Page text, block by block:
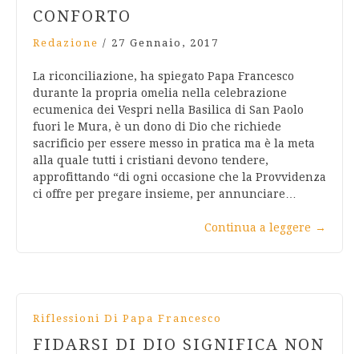
CONFORTO
Redazione / 27 Gennaio, 2017
La riconciliazione, ha spiegato Papa Francesco
durante la propria omelia nella celebrazione
ecumenica dei Vespri nella Basilica di San Paolo
fuori le Mura, è un dono di Dio che richiede
sacrificio per essere messo in pratica ma è la meta
alla quale tutti i cristiani devono tendere,
approfittando “di ogni occasione che la Provvidenza
ci offre per pregare insieme, per annunciare…
Continua a leggere →
Riflessioni Di Papa Francesco
FIDARSI DI DIO SIGNIFICA NON